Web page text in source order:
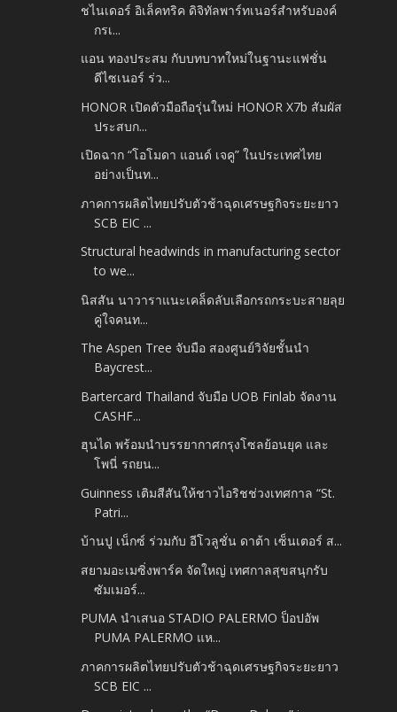
ชไนเดอร์ อิเล็คทริค ดิจิทัลพาร์ทเนอร์สำหรับองค์
กรเ...
แอน ทองประสม กับบทบาทใหม่ในฐานะแฟชั่น
ดีไซเนอร์ ร่ว...
HONOR เปิดตัวมือถือรุ่นใหม่ HONOR X7b สัมผัส
ประสบก...
เปิดฉาก “โอโมดา แอนด์ เจคู” ในประเทศไทย
อย่างเป็นท...
ภาคการผลิตไทยปรับตัวช้าฉุดเศรษฐกิจระยะยาว
SCB EIC ...
Structural headwinds in manufacturing sector
to we...
นิสสัน นาวาราแนะเคล็ดลับเลือกรถกระบะสายลุย
คู่ใจคนท...
The Aspen Tree จับมือ สองศูนย์วิจัยชั้นนำ
Baycrest...
Bartercard Thailand จับมือ UOB Finlab จัดงาน
CASHF...
ฮุนได พร้อมนำบรรยากาศกรุงโซลย้อนยุค และ
โพนี่ รถยน...
Guinness เติมสีสันให้ชาวไอริชช่วงเทศกาล “St.
Patri...
บ้านปู เน็กซ์ ร่วมกับ อีโวลูชั่น ดาต้า เซ็นเตอร์ ส...
สยามอะเมซิ่งพาร์ค จัดใหญ่ เทศกาลสุขสนุกรับ
ซัมเมอร์...
PUMA นำเสนอ STADIO PALERMO ป็อปอัพ
PUMA PALERMO แห...
ภาคการผลิตไทยปรับตัวช้าฉุดเศรษฐกิจระยะยาว
SCB EIC ...